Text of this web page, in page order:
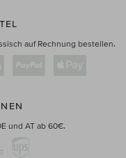
auf Rechnung bestellen.
und AT ab 60€.